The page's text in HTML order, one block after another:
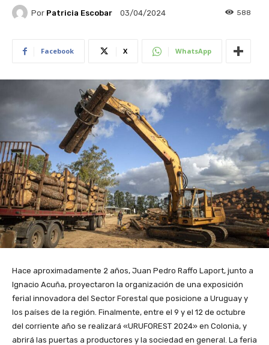
Por Patricia Escobar 03/04/2024 588
Facebook X WhatsApp
Hace aproximadamente 2 años, Juan Pedro Raffo Laport, junto a
Ignacio Acuña, proyectaron la organización de una exposición
ferial innovadora del Sector Forestal que posicione a Uruguay y
los países de la región. Finalmente, entre el 9 y el 12 de octubre
del corriente año se realizará «URUFOREST 2024» en Colonia, y
abrirá las puertas a productores y la sociedad en general. La feria